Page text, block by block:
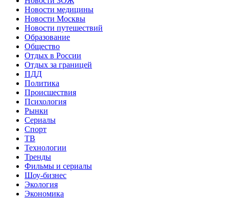
Новости медицины
Новости Москвы
Новости путешествий
Образование
Общество
Отдых в России
Отдых за границей
ПДД
Политика
Происшествия
Психология
Рынки
Сериалы
Спорт
ТВ
Технологии
Тренды
Фильмы и сериалы
Шоу-бизнес
Экология
Экономика